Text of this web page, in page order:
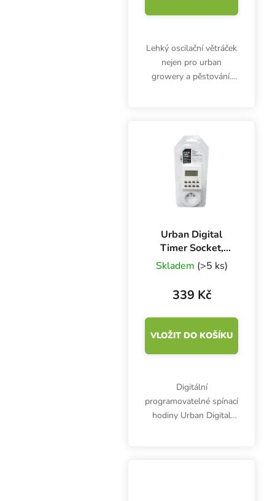
Lehký oscilační větráček
nejen pro urban
growery a pěstování.
odolnou klipsnou, která
umožňuje instalaci na
tenké i...
Urban Digital
Timer Socket,
digitální spínací
hodiny
Skladem (>5 ks)
339 Kč
VLOŽIT DO KOŠÍKU
Digitální
programovatelné spínací
hodiny Urban Digital